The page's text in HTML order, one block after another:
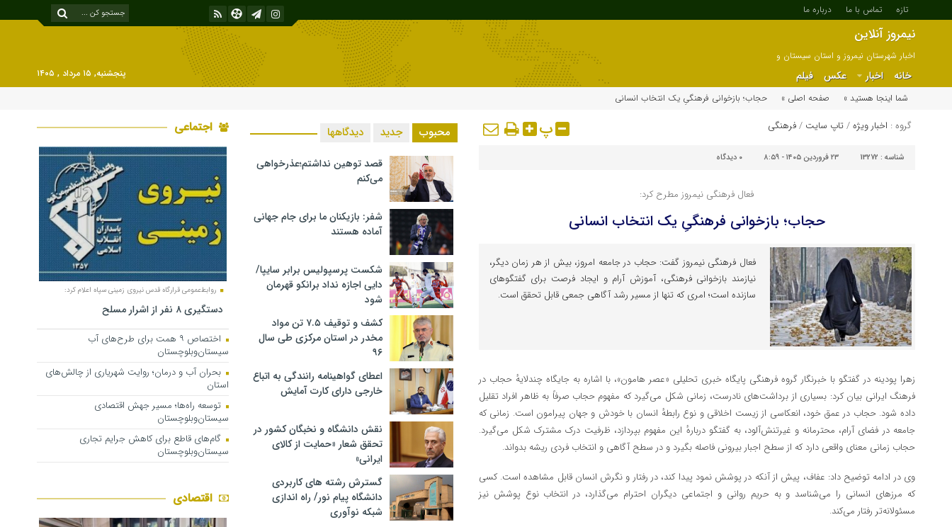
تازه تماس با ما درباره ما
نیمروز آنلاین
اخبار شهرستان نیمروز و استان سیستان و
بلوچستان
خانه اخبار عکس فیلم
پنجشنبه, ۱۵ مرداد , ۱۴۰۵
شما اینجا هستید »
صفحه اصلی » حجاب؛ بازخوانی فرهنگیِ یک انتخاب انسانی
گروه : اخبار ویژه/تاپ سایت /فرهنگی پ
شناسه : 13272 ۲۳ فروردین ۱۴۰۵ - ۸:۵۹ ۰ دیدگاه
فعال فرهنگی نیمروز مطرح کرد:
حجاب؛ بازخوانی فرهنگیِ یک انتخاب انسانی
فعال فرهنگی نیمروز گفت: حجاب در جامعه امروز، بیش از هر زمان دیگر،
نیازمند بازخوانی فرهنگی، آموزش آرام و ایجاد فرصت برای گفتگوهای
سازنده است؛ امری که تنها از مسیر رشد آگاهی جمعی قابل تحقق است.
زهرا پودینه در گفتگو با خبرنگار گروه فرهنگی پایگاه خبری تحلیلی «عصر هامون»، با اشاره به جایگاه چندلایه‌ٔ حجاب در
فرهنگ ایرانی بیان کرد: بسیاری از برداشت‌های نادرست، زمانی شکل می‌گیرد که مفهوم حجاب صرفاً به ظاهر افراد تقلیل
داده شود. حجاب در عمق خود، انعکاسی از زیست اخلاقی و نوع رابطه‌ٔ انسان با خودش و جهان پیرامون است. زمانی که
جامعه در فضای آرام، محترمانه و غیرتنش‌آلود، به گفتگو درباره‌ٔ این مفهوم بپردازد، ظرفیت درک مشترک شکل می‌گیرد.
حجاب زمانی معنای واقعی دارد که از سطح اجبار بیرونی فاصله بگیرد و در سطح آگاهی و انتخاب فردی ریشه بدواند.
وی در ادامه توضیح داد: عفاف، پیش از آنکه در پوشش نمود پیدا کند، در رفتار و نگرش انسان قابل مشاهده است. کسی
که مرزهای انسانی را می‌شناسد و به حریم روانی و اجتماعی دیگران احترام می‌گذارد، در انتخاب نوع پوشش نیز
مسئولانه‌تر رفتار می‌کند.
محبوب جدید دیدگاهها
قصد توهین نداشتم؛عذرخواهی
می‌کنم
شفر: بازیکنان ما برای جام جهانی
آماده هستند
شکست پرسپولیس برابر سایپا/
دایی اجازه نداد برانکو قهرمان
شود
کشف و توقیف ۷.۵ تن مواد
مخدر در استان مرکزی طی سال
۹۶
اعطای گواهینامه رانندگی به اتباع
خارجی دارای کارت آمایش
نقش دانشگاه و نخبگان کشور در
تحقق شعار «حمایت از کالای
ایرانی»
گسترش رشته های کاربردی
دانشگاه پیام نور/ راه اندازی
شبکه نوآوری
اجتماعی
روابط‌عمومی قرارگاه قدس نیروی زمینی سپاه اعلام کرد:
دستگیری ۸ نفر از اشرار مسلح
اختصاص ۹ همت برای طرح‌های آب
سیستان‌وبلوچستان
بحران آب و درمان؛ روایت شهریاری از چالش‌های
استان
توسعه راه‌ها؛ مسیر جهش اقتصادی
سیستان‌وبلوچستان
گام‌های قاطع برای کاهش جرایم تجاری
سیستان‌وبلوچستان
اقتصادی